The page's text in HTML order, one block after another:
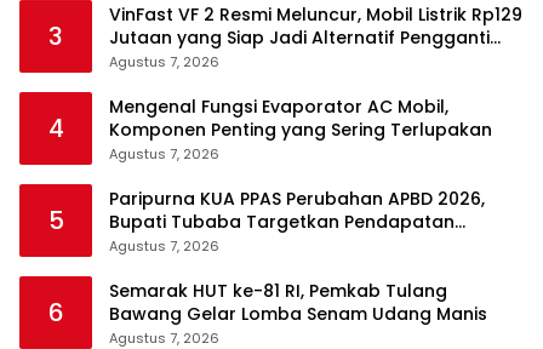
3
VinFast VF 2 Resmi Meluncur, Mobil Listrik Rp129
Jutaan yang Siap Jadi Alternatif Pengganti
Motor
Agustus 7, 2026
4
Mengenal Fungsi Evaporator AC Mobil,
Komponen Penting yang Sering Terlupakan
Agustus 7, 2026
5
Paripurna KUA PPAS Perubahan APBD 2026,
Bupati Tubaba Targetkan Pendapatan
Daerah Rp820,3 Miliar
Agustus 7, 2026
6
Semarak HUT ke-81 RI, Pemkab Tulang
Bawang Gelar Lomba Senam Udang Manis
Agustus 7, 2026